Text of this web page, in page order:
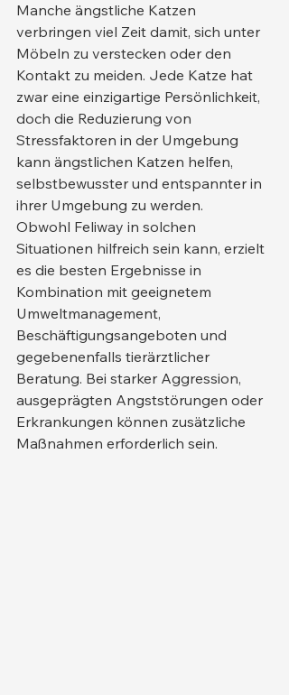
Manche ängstliche Katzen
verbringen viel Zeit damit, sich unter
Möbeln zu verstecken oder den
Kontakt zu meiden. Jede Katze hat
zwar eine einzigartige Persönlichkeit,
doch die Reduzierung von
Stressfaktoren in der Umgebung
kann ängstlichen Katzen helfen,
selbstbewusster und entspannter in
ihrer Umgebung zu werden.
Obwohl Feliway in solchen
Situationen hilfreich sein kann, erzielt
es die besten Ergebnisse in
Kombination mit geeignetem
Umweltmanagement,
Beschäftigungsangeboten und
gegebenenfalls tierärztlicher
Beratung. Bei starker Aggression,
ausgeprägten Angststörungen oder
Erkrankungen können zusätzliche
Maßnahmen erforderlich sein.